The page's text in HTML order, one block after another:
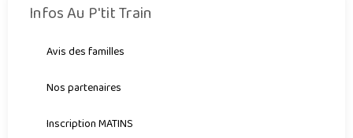
Infos Au P'tit Train
Avis des familles
Nos partenaires
Inscription MATINS